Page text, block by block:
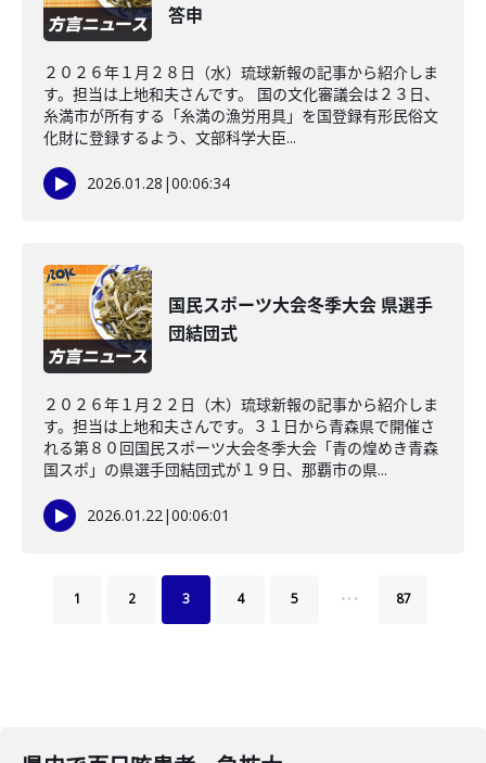
答申
２０２６年１月２８日（水）琉球新報の記事から紹介しま
す。担当は上地和夫さんです。 国の文化審議会は２３日、
糸満市が所有する「糸満の漁労用具」を国登録有形民俗文
化財に登録するよう、文部科学大臣...
2026.01.28 |00:06:34
国民スポーツ大会冬季大会 県選手
団結団式
２０２６年１月２２日（木）琉球新報の記事から紹介しま
す。担当は上地和夫さんです。３１日から青森県で開催さ
れる第８０回国民スポーツ大会冬季大会「青の煌めき青森
国スポ」の県選手団結団式が１９日、那覇市の県...
2026.01.22|00:06:01
1 2 3 4 5 … 87